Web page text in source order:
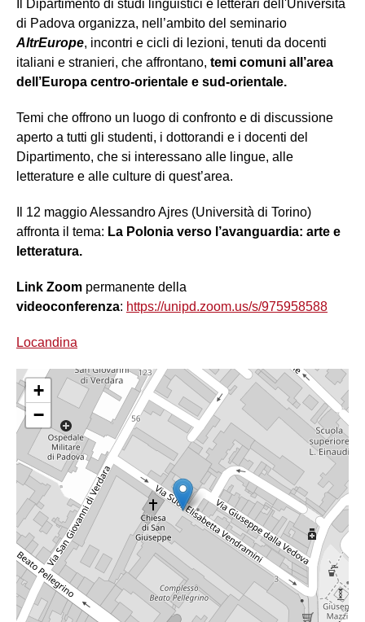
Il Dipartimento di studi linguistici e letterari dell'Università
di Padova organizza, nell’ambito del seminario
AltrEurope, incontri e cicli di lezioni, tenuti da docenti
italiani e stranieri, che affrontano, temi comuni all’area
dell’Europa centro-orientale e sud-orientale.
Temi che offrono un luogo di confronto e di discussione
aperto a tutti gli studenti, i dottorandi e i docenti del
Dipartimento, che si interessano alle lingue, alle
letterature e alle culture di quest’area.
Il 12 maggio Alessandro Ajres (Università di Torino)
affronta il tema: La Polonia verso l’avanguardia: arte e
letteratura.
Link Zoom permanente della
videoconferenza: https://unipd.zoom.us/s/975958588
Locandina
+
−